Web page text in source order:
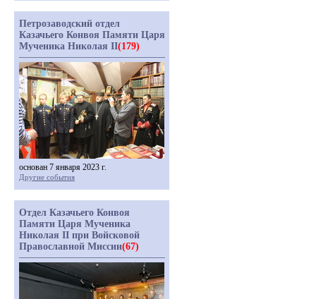
Петрозаводский отдел
Казачьего Конвоя Памяти Царя
Мученика Николая II(179)
основан 7 января 2023 г.
Другие события
Отдел Казачьего Конвоя
Памяти Царя Мученика
Николая II при Войсковой
Православной Миссии(67)